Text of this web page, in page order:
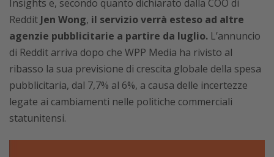
Insights e, secondo quanto dichiarato dalla COO di
Reddit Jen Wong, il servizio verrà esteso ad altre
agenzie pubblicitarie a partire da luglio. L’annuncio
di Reddit arriva dopo che WPP Media ha rivisto al
ribasso la sua previsione di crescita globale della spesa
pubblicitaria, dal 7,7% al 6%, a causa delle incertezze
legate ai cambiamenti nelle politiche commerciali
statunitensi.